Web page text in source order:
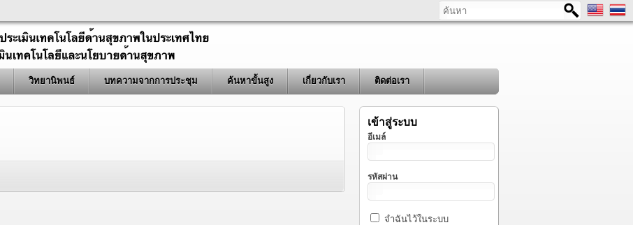
ค้นหา
วิทยานิพนธ์ บทความจากการประชุม ค้นหาขั้นสูง เกี่ยวกับเรา ติดต่อเรา
เข้าสู่ระบบ
อีเมล์
รหัสผ่าน
จำฉันไว้ในระบบ